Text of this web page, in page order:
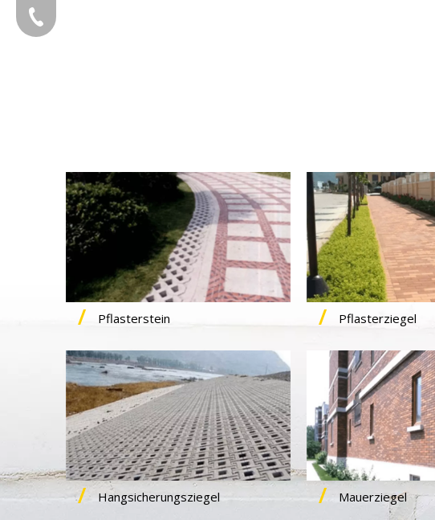
Pflasterstein Pflasterziegel
Hangsicherungsziegel Mauerziegel